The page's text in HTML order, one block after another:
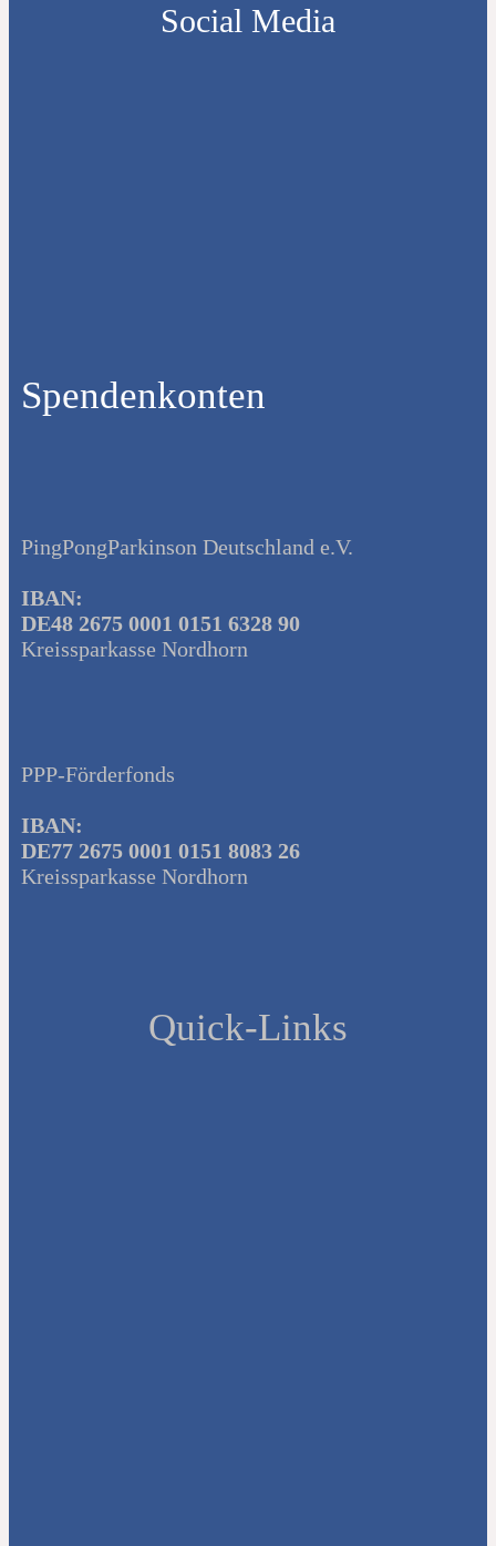
Social Media
Spendenkonten
PingPongParkinson Deutschland e.V.
IBAN:
DE48 2675 0001 0151 6328 90
Kreissparkasse Nordhorn
PPP-Förderfonds
IBAN:
DE77 2675 0001 0151 8083 26
Kreissparkasse Nordhorn
Quick-Links